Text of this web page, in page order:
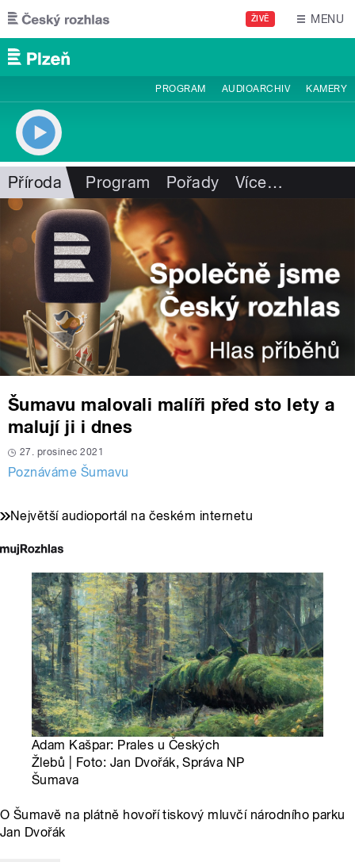
Přejít k hlavnímu obsahu
ŽIVĚ MENU
PROGRAM AUDIOARCHIV KAMERY
Příroda Program Pořady Více…
Šumavu malovali malíři před sto lety a
malují ji i dnes
27. prosinec 2021
Poznáváme Šumavu
Největší audioportál na českém internetu
Adam Kašpar: Prales u Českých
Žlebů | Foto: Jan Dvořák, Správa NP
Šumava
O Šumavě na plátně hovoří tiskový mluvčí národního parku
Jan Dvořák